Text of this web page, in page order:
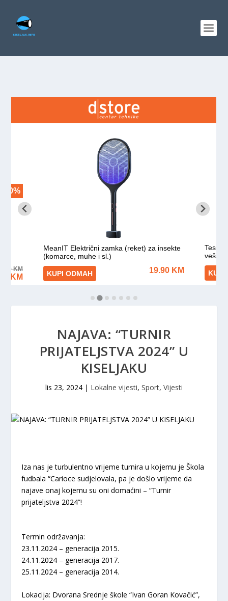
NAJAVA: “TURNIR
PRIJATELJSTVA 2024” U
KISELJAKU
lis 23, 2024 | Lokalne vijesti, Sport, Vijesti
Iza nas je turbulentno vrijeme turnira u kojemu je Škola
fudbala “Carioce sudjelovala, pa je došlo vrijeme da
najave onaj kojemu su oni domaćini – “Turnir
prijateljstva 2024”!
Termin održavanja:
23.11.2024 – generacija 2015.
24.11.2024 – generacija 2017.
25.11.2024 – generacija 2014.
Lokacija: Dvorana Srednje škole “Ivan Goran Kovačić”,